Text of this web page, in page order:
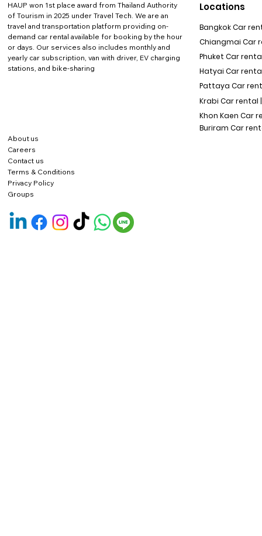
HAUP won 1st place award from Thailand Authority
of Tourism in 2025 under Travel Tech. We are an
travel and transportation platform providing on-
demand car rental available for booking by the hour
or days. Our services also includes monthly and
yearly car subscription, van with driver, EV charging
stations, and bike-sharing
About us
Careers
Contact us
Terms & Conditions
Privacy Policy
Locations
Bangkok Car
Chiangmai Car
Phuket Car rental
Hatyai Car
Pattaya Car
Krabi Car rental |
Khon Kaen Car
Buriram Car
Groups